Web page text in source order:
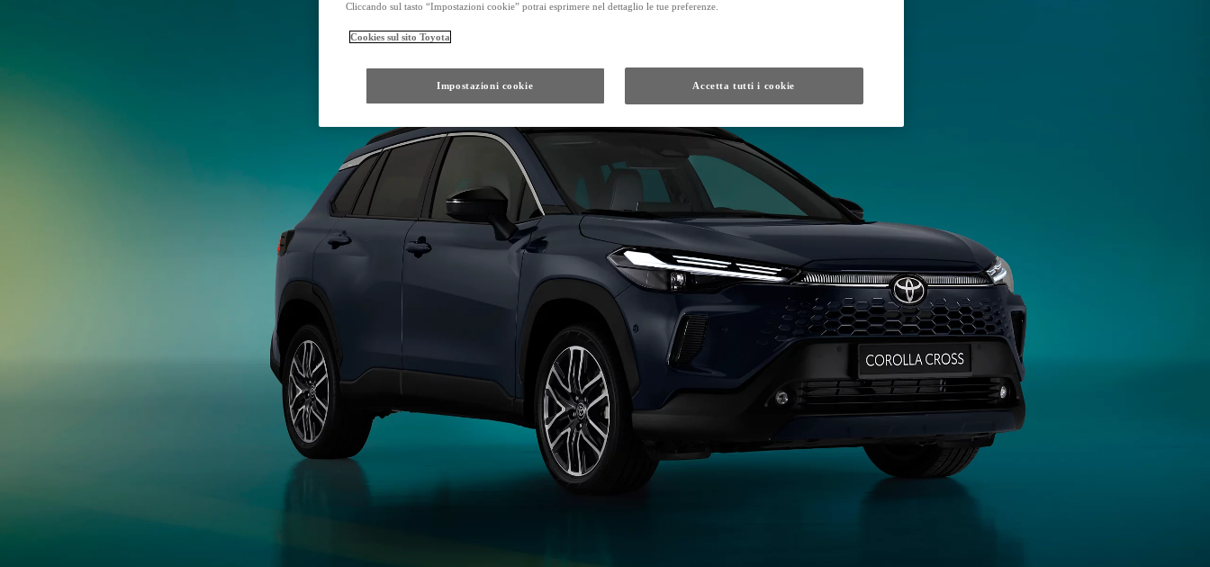
Anche con finanziamento Toyota Easy Next da € 309 al mese
TAN 7,75 % TAEG 8,79 %
rata finale € 21.201
PROACE CITY
ANCHE IN VERSIONE ELECTRIC
Da € 16.300 (IVA esclusa)
PROACE
ANCHE IN VERSIONE ELECTRIC
Da € 21.000 (IVA esclusa)
I prezzi mostrati sono prezzi promozionali validi con Bonus Toyota.
Prezzi promozionali validi fino al 31/08/2026 validi in caso di permuta o rottamazione di un autoveicolo posseduto da almeno 5 mesi, presso i concessionari che aderiscono all'iniziativa. Per maggiori dettagli sulle offerte in corso
Cliccando sul tasto “Impostazioni cookie” potrai esprimere nel dettaglio le tue preferenze.
Cookies sul sito Toyota
Impostazioni cookie Accetta tutti i cookie